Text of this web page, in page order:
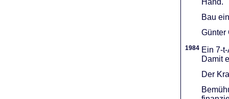
Bau
Günter
1984 Ein 7-
Damit
Der